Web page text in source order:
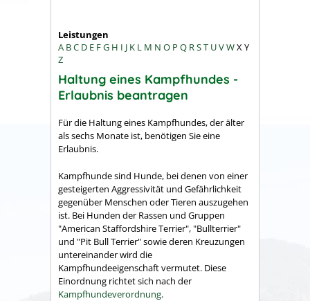
Leistungen
A BC D E FG H I J K L M N O P Q RST UVWXY
Z
Haltung eines Kampfhundes -
Erlaubnis beantragen
Für die Haltung eines Kampfhundes, der älter
als sechs Monate ist, benötigen Sie eine
Erlaubnis.
Kampfhunde sind Hunde, bei denen von einer
gesteigerten Aggressivität und Gefährlichkeit
gegenüber Menschen oder Tieren auszugehen
ist. Bei Hunden der Rassen und Gruppen
"American Staffordshire Terrier", "Bullterrier"
und "Pit Bull Terrier" sowie deren Kreuzungen
untereinander wird die
Kampfhundeeigenschaft vermutet. Diese
Einordnung richtet sich nach der
Kampfhundeverordnung.